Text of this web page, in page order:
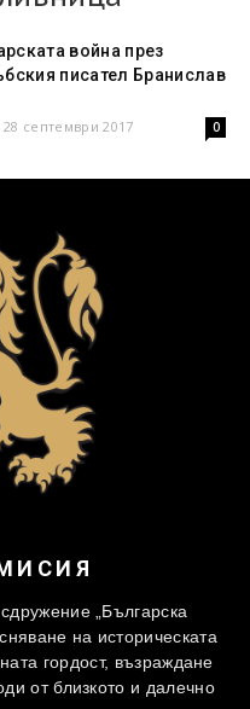
война през
писател Бранислав
28 септември 2017 0
„Българска
на историческата
гордост, възраждане
от близкото и далечно